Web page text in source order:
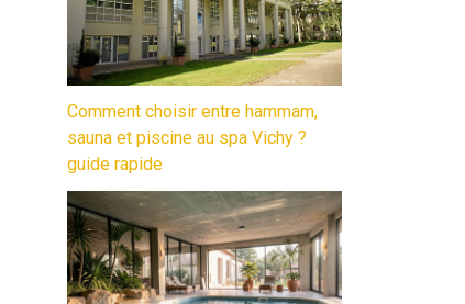
Comment choisir entre hammam,
sauna et piscine au spa Vichy ?
guide rapide